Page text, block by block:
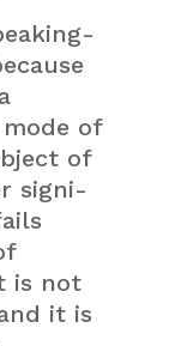
of
of
signi-
is not
it is